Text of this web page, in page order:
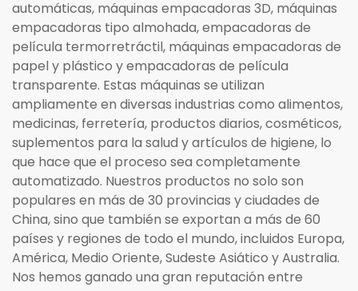
automáticas, máquinas empacadoras 3D, máquinas
empacadoras tipo almohada, empacadoras de
película termorretráctil, máquinas empacadoras de
papel y plástico y empacadoras de película
transparente. Estas máquinas se utilizan
ampliamente en diversas industrias como alimentos,
medicinas, ferretería, productos diarios, cosméticos,
suplementos para la salud y artículos de higiene, lo
que hace que el proceso sea completamente
automatizado. Nuestros productos no solo son
populares en más de 30 provincias y ciudades de
China, sino que también se exportan a más de 60
países y regiones de todo el mundo, incluidos Europa,
América, Medio Oriente, Sudeste Asiático y Australia.
Nos hemos ganado una gran reputación entre